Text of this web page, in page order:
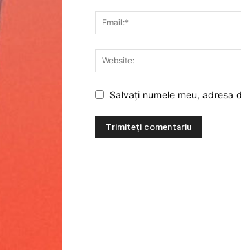
Salvați numele meu, adresa